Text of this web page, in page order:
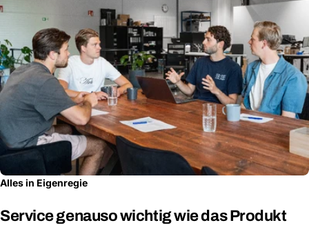
Alles in Eigenregie
Service genauso wichtig wie das Produkt